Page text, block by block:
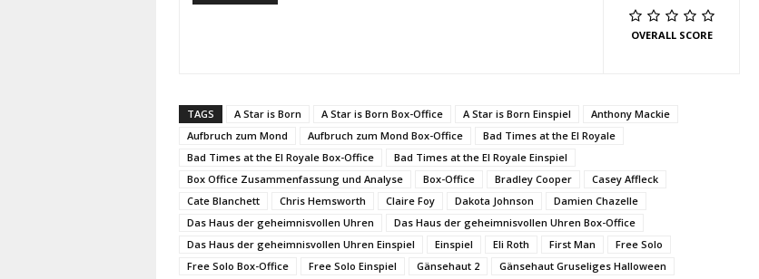
OVERALL SCORE
TAGS A Star is Born A Star is Born Box-Office A Star is Born Einspiel
Anthony Mackie
Aufbruch zum Mond
Aufbruch zum Mond Box-Office
Bad Times at the El Royale
Bad Times at the El Royale Box-Office
Bad Times at the El Royale Einspiel
Box Office Zusammenfassung und Analyse
Box-Office Bradley Cooper
Casey Affleck
Cate Blanchett
Chris Hemsworth Claire Foy Dakota Johnson
Damien Chazelle
Das Haus der geheimnisvollen Uhren
Das Haus der geheimnisvollen Uhren Box-Office
Das Haus der geheimnisvollen Uhren Einspiel
Einspiel Eli Roth First Man
Free Solo
Free Solo Box-Office
Free Solo Einspiel Gänsehaut 2 Gänsehaut Gruseliges Halloween